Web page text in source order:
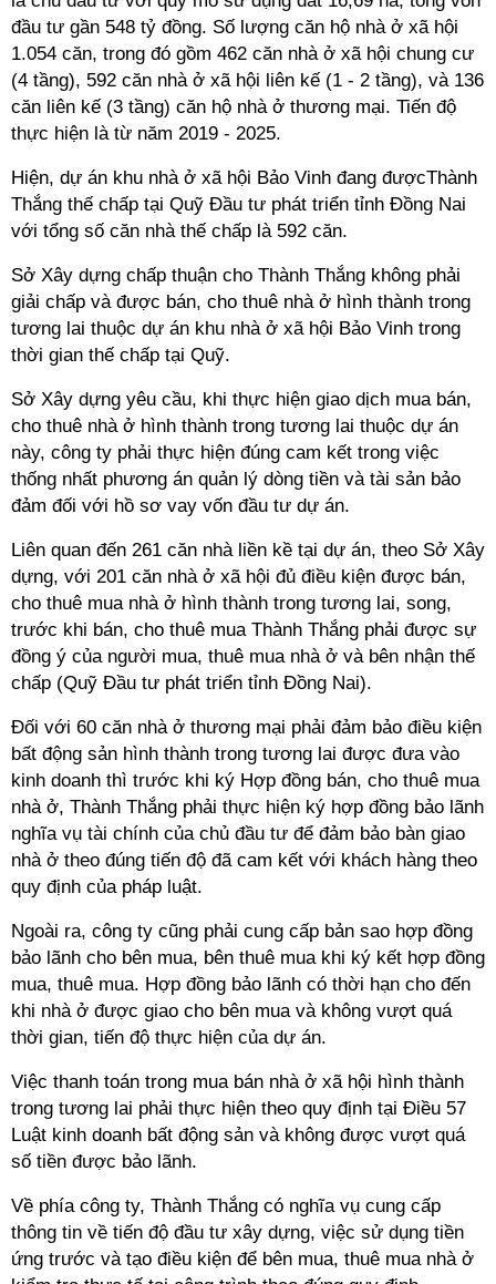
đầu tư gần 548 tỷ đồng. Số lượng căn hộ nhà ở xã hội
1.054 căn, trong đó gồm 462 căn nhà ở xã hội chung cư
(4 tầng), 592 căn nhà ở xã hội liên kế (1 - 2 tầng), và 136
căn liên kế (3 tầng) căn hộ nhà ở thương mại. Tiến độ
thực hiện là từ năm 2019 - 2025.
Hiện, dự án khu nhà ở xã hội Bảo Vinh đang đượcThành
Thắng thế chấp tại Quỹ Đầu tư phát triển tỉnh Đồng Nai
với tổng số căn nhà thế chấp là 592 căn.
Sở Xây dựng chấp thuận cho Thành Thắng không phải
giải chấp và được bán, cho thuê nhà ở hình thành trong
tương lai thuộc dự án khu nhà ở xã hội Bảo Vinh trong
thời gian thế chấp tại Quỹ.
Sở Xây dựng yêu cầu, khi thực hiện giao dịch mua bán,
cho thuê nhà ở hình thành trong tương lai thuộc dự án
này, công ty phải thực hiện đúng cam kết trong việc
thống nhất phương án quản lý dòng tiền và tài sản bảo
đảm đối với hồ sơ vay vốn đầu tư dự án.
Liên quan đến 261 căn nhà liền kề tại dự án, theo Sở Xây
dựng, với 201 căn nhà ở xã hội đủ điều kiện được bán,
cho thuê mua nhà ở hình thành trong tương lai, song,
trước khi bán, cho thuê mua Thành Thắng phải được sự
đồng ý của người mua, thuê mua nhà ở và bên nhận thế
chấp (Quỹ Đầu tư phát triển tỉnh Đồng Nai).
Đối với 60 căn nhà ở thương mại phải đảm bảo điều kiện
bất động sản hình thành trong tương lai được đưa vào
kinh doanh thì trước khi ký Hợp đồng bán, cho thuê mua
nhà ở, Thành Thắng phải thực hiện ký hợp đồng bảo lãnh
nghĩa vụ tài chính của chủ đầu tư để đảm bảo bàn giao
nhà ở theo đúng tiến độ đã cam kết với khách hàng theo
quy định của pháp luật.
Ngoài ra, công ty cũng phải cung cấp bản sao hợp đồng
bảo lãnh cho bên mua, bên thuê mua khi ký kết hợp đồng
mua, thuê mua. Hợp đồng bảo lãnh có thời hạn cho đến
khi nhà ở được giao cho bên mua và không vượt quá
thời gian, tiến độ thực hiện của dự án.
Việc thanh toán trong mua bán nhà ở xã hội hình thành
trong tương lai phải thực hiện theo quy định tại Điều 57
Luật kinh doanh bất động sản và không được vượt quá
số tiền được bảo lãnh.
Về phía công ty, Thành Thắng có nghĩa vụ cung cấp
thông tin về tiến độ đầu tư xây dựng, việc sử dụng tiền
ứng trước và tạo điều kiện để bên mua, thuê mua nhà ở